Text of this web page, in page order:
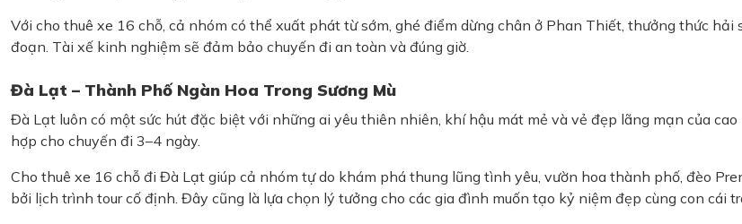
Với cho thuê xe 16 chỗ, cả nhóm có thể xuất phát từ sớm, ghé điểm dừng chân ở Phan Thiết, thưởng thức
đoạn. Tài xế kinh nghiệm sẽ đảm bảo chuyến đi an toàn và đúng giờ.
Đà Lạt – Thành Phố Ngàn Hoa Trong Sương Mù
Đà Lạt luôn có một sức hút đặc biệt với những ai yêu thiên nhiên, khí hậu mát mẻ và vẻ đẹp lãng mạn của
hợp cho chuyến đi 3–4 ngày.
Cho thuê xe 16 chỗ đi Đà Lạt giúp cả nhóm tự do khám phá thung lũng tình yêu, vườn hoa thành phố, đèo
bởi lịch trình tour cố định. Đây cũng là lựa chọn lý tưởng cho các gia đình muốn tạo kỷ niệm đẹp cùng con cái